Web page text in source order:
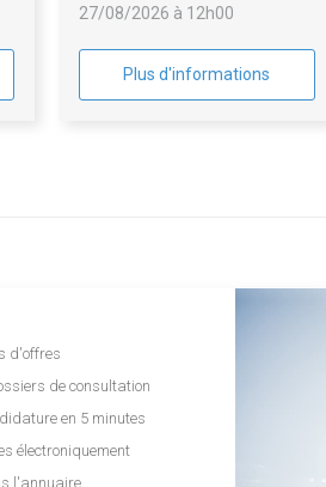
27/08/2026 à 12h00
Plus d'informations
d'offres
de consultation
en 5 minutes
électroniquement
l'annuaire